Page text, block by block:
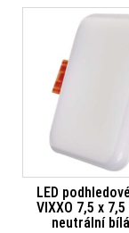
LED
VIXXO 7,5 x 7,5
neutrální